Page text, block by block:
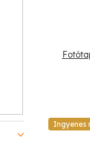
Ingyenes